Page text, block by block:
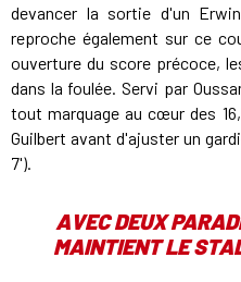
devancer la sortie d'un
reproche également sur ce
ouverture du score précoce,
dans la foulée. Servi par
tout marquage au cœur des
Guilbert avant d'ajuster un
7').
AVEC DEUX
MAINTIENT LE